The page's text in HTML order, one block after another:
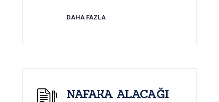
DAHA FAZLA
NAFAKA ALACAĞI